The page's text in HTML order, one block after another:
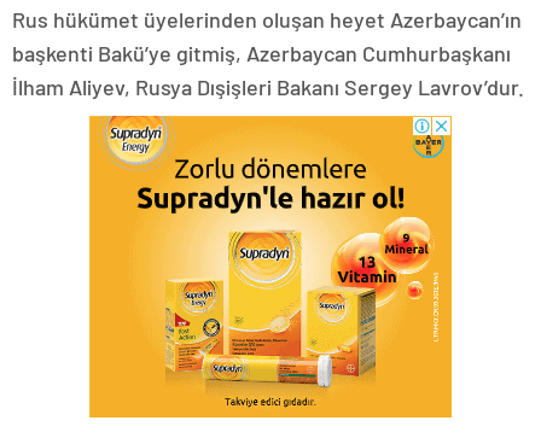
Rus hükümet üyelerinden oluşan heyet Azerbaycan’ın
başkenti Bakü’ye gitmiş, Azerbaycan Cumhurbaşkanı
İlham Aliyev, Rusya Dışişleri Bakanı Sergey Lavrov’dur.